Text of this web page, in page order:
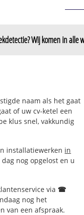
Wij komen in
naam als het gaat
of uw cv-ketel een
klus snel, vakkundig
installatiewerken in
nog opgelost en u
via ☎
nog het
van een afspraak.